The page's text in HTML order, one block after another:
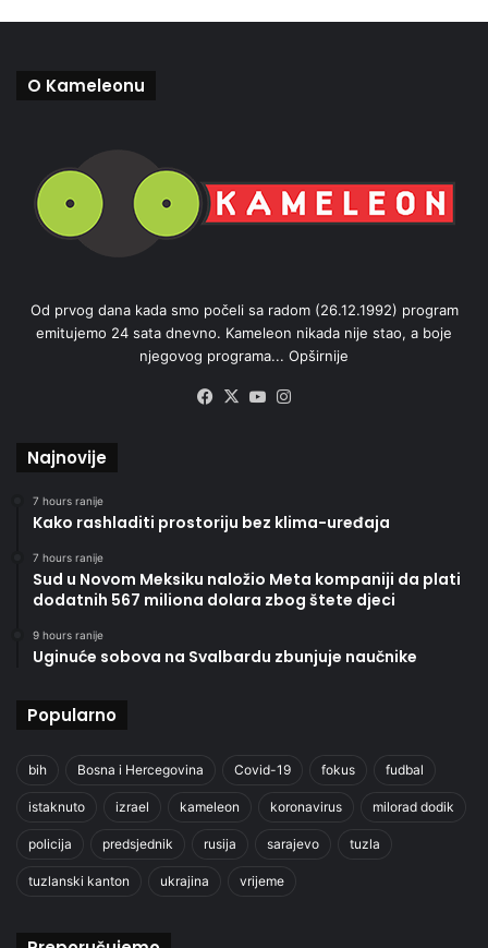
O Kameleonu
Od prvog dana kada smo počeli sa radom (26.12.1992) program
emitujemo 24 sata dnevno. Kameleon nikada nije stao, a boje
njegovog programa... Opširnije
Facebook
X YouTube
Najnovije
7 hours ranije
Kako rashladiti prostoriju bez klima-uređaja
7 hours ranije
Sud u Novom Meksiku naložio Meta kompaniji da plati
dodatnih 567 miliona dolara zbog štete djeci
9 hours ranije
Uginuće sobova na Svalbardu zbunjuje naučnike
Popularno
bih Bosna i Hercegovina Covid-19 fokus fudbal
istaknuto izrael kameleon koronavirus milorad dodik
policija predsjednik rusija sarajevo tuzla
tuzlanski kanton ukrajina vrijeme